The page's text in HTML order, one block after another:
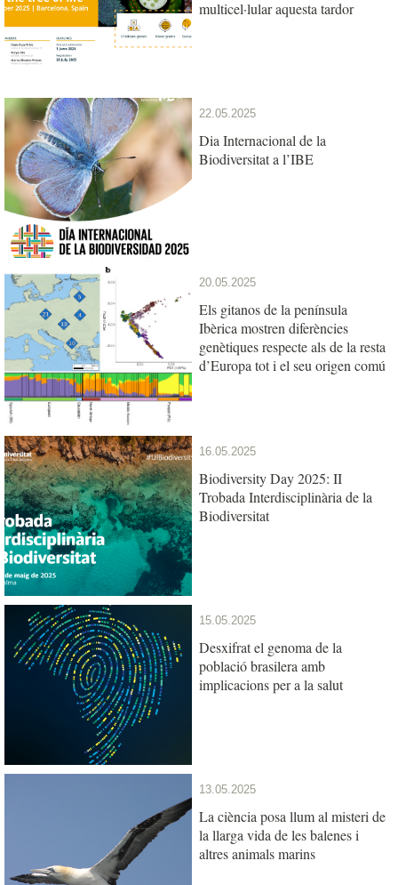
multicel·lular aquesta tardor
22.05.2025
Dia Internacional de la
Biodiversitat a l’IBE
20.05.2025
Els gitanos de la península
Ibèrica mostren diferències
genètiques respecte als de la resta
d’Europa tot i el seu origen comú
16.05.2025
Biodiversity Day 2025: II
Trobada Interdisciplinària de la
Biodiversitat
15.05.2025
Desxifrat el genoma de la
població brasilera amb
implicacions per a la salut
13.05.2025
La ciència posa llum al misteri de
la llarga vida de les balenes i
altres animals marins